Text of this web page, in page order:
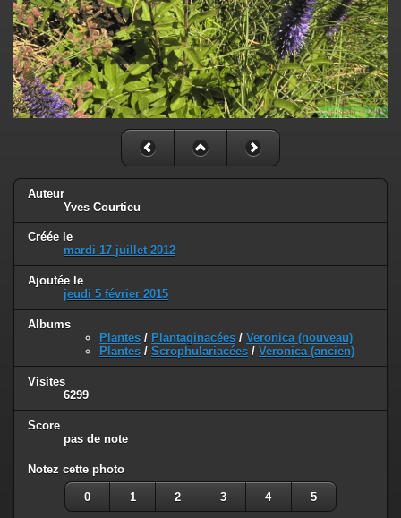
Auteur
Yves Courtieu
Créée le
mardi 17 juillet 2012
Ajoutée le
jeudi 5 février 2015
Albums
Plantes / Plantaginacées / Veronica (nouveau)
Plantes / Scrophulariacées / Veronica (ancien)
Visites
6299
Score
pas de note
Notez cette photo
0 1 2 3 4 5